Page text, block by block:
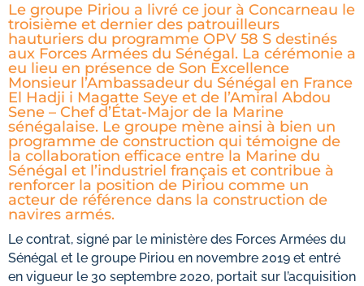
Le groupe Piriou a livré ce jour à Concarneau le
troisième et dernier des patrouilleurs
hauturiers du programme OPV 58 S destinés
aux Forces Armées du Sénégal. La cérémonie a
eu lieu en présence de Son Excellence
Monsieur l’Ambassadeur du Sénégal en France
El Hadji i Magatte Seye et de l’Amiral Abdou
Sene – Chef d’État-Major de la Marine
sénégalaise. Le groupe mène ainsi à bien un
programme de construction qui témoigne de
la collaboration efficace entre la Marine du
Sénégal et l’industriel français et contribue à
renforcer la position de Piriou comme un
acteur de référence dans la construction de
navires armés.
Le contrat, signé par le ministère des Forces Armées du
Sénégal et le groupe Piriou en novembre 2019 et entré
en vigueur le 30 septembre 2020, portait sur l’acquisition